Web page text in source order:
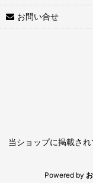
お問い合せ
当ショップに掲載さ
Powered by